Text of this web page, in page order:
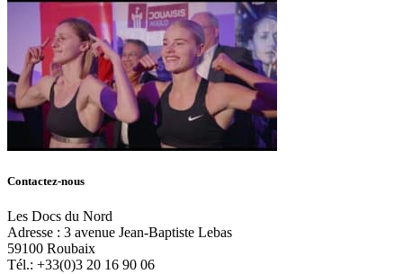
Contactez-nous
Les Docs du Nord
Adresse : 3 avenue Jean-Baptiste Lebas
59100 Roubaix
Tél.: +33(0)3 20 16 90 06